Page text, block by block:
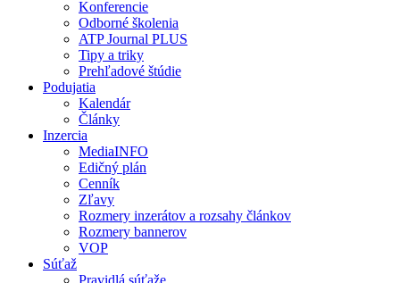
Konferencie
Odborné školenia
ATP Journal PLUS
Tipy a triky
Prehľadové štúdie
Podujatia
Kalendár
Články
Inzercia
MediaINFO
Edičný plán
Cenník
Zľavy
Rozmery inzerátov a rozsahy článkov
Rozmery bannerov
VOP
Súťaž
Pravidlá súťaže